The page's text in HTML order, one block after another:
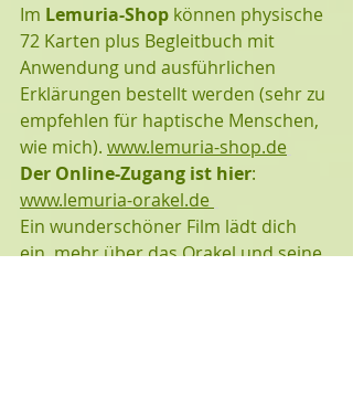
Im Lemuria-Shop können physische
72 Karten plus Begleitbuch mit
Anwendung und ausführlichen
Erklärungen bestellt werden (sehr zu
empfehlen für haptische Menschen,
wie mich). www.lemuria-shop.de
Der Online-Zugang ist hier:
www.lemuria-orakel.de
Ein wunderschöner Film lädt dich
ein, mehr über das Orakel und seine